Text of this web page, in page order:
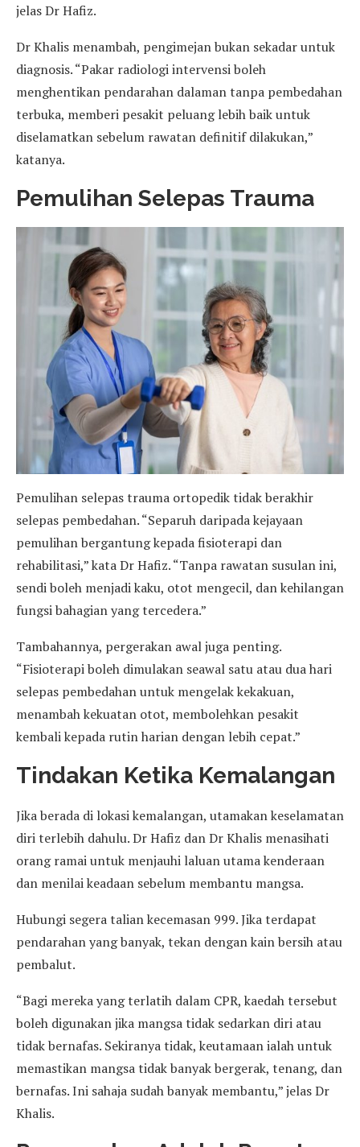
jelas Dr Hafiz.
Dr Khalis menambah, pengimejan bukan sekadar untuk
diagnosis. “Pakar radiologi intervensi boleh
menghentikan pendarahan dalaman tanpa pembedahan
terbuka, memberi pesakit peluang lebih baik untuk
diselamatkan sebelum rawatan definitif dilakukan,”
katanya.
Pemulihan Selepas Trauma
Pemulihan selepas trauma ortopedik tidak berakhir
selepas pembedahan. “Separuh daripada kejayaan
pemulihan bergantung kepada fisioterapi dan
rehabilitasi,” kata Dr Hafiz. “Tanpa rawatan susulan ini,
sendi boleh menjadi kaku, otot mengecil, dan kehilangan
fungsi bahagian yang tercedera.”
Tambahannya, pergerakan awal juga penting.
“Fisioterapi boleh dimulakan seawal satu atau dua hari
selepas pembedahan untuk mengelak kekakuan,
menambah kekuatan otot, membolehkan pesakit
kembali kepada rutin harian dengan lebih cepat.”
Tindakan Ketika Kemalangan
Jika berada di lokasi kemalangan, utamakan keselamatan
diri terlebih dahulu. Dr Hafiz dan Dr Khalis menasihati
orang ramai untuk menjauhi laluan utama kenderaan
dan menilai keadaan sebelum membantu mangsa.
Hubungi segera talian kecemasan 999. Jika terdapat
pendarahan yang banyak, tekan dengan kain bersih atau
pembalut.
“Bagi mereka yang terlatih dalam CPR, kaedah tersebut
boleh digunakan jika mangsa tidak sedarkan diri atau
tidak bernafas. Sekiranya tidak, keutamaan ialah untuk
memastikan mangsa tidak banyak bergerak, tenang, dan
bernafas. Ini sahaja sudah banyak membantu,” jelas Dr
Khalis.